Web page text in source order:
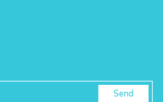
Send